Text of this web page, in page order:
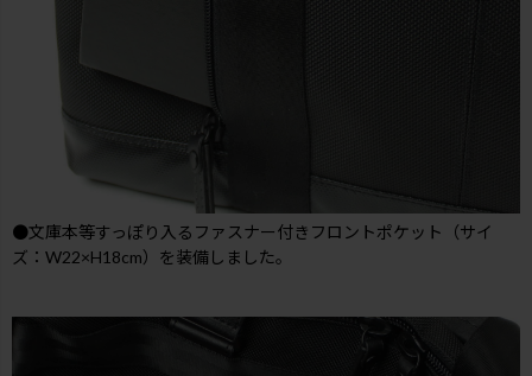
●文庫本等すっぽり入るファスナー付きフロントポケット（サイ
ズ：W22×H18cm）を装備しました。